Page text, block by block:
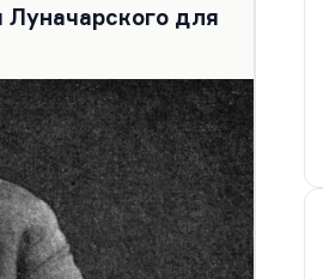
Луначарского для